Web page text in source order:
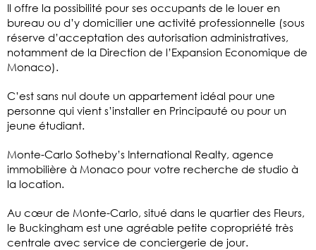
Il offre la possibilité pour ses occupants de le louer en
bureau ou d’y domicilier une activité professionnelle (sous
réserve d’acceptation des autorisation administratives,
notamment de la Direction de l’Expansion Economique de
Monaco).
C’est sans nul doute un appartement idéal pour une
personne qui vient s’installer en Principauté ou pour un
jeune étudiant.
Monte-Carlo Sotheby’s International Realty, agence
immobilière à Monaco pour votre recherche de studio à
la location.
Au cœur de Monte-Carlo, situé dans le quartier des Fleurs,
le Buckingham est une agréable petite copropriété très
centrale avec service de conciergerie de jour.